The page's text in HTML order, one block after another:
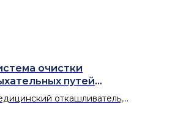
очистки
путей
Респира»
откашливатель,